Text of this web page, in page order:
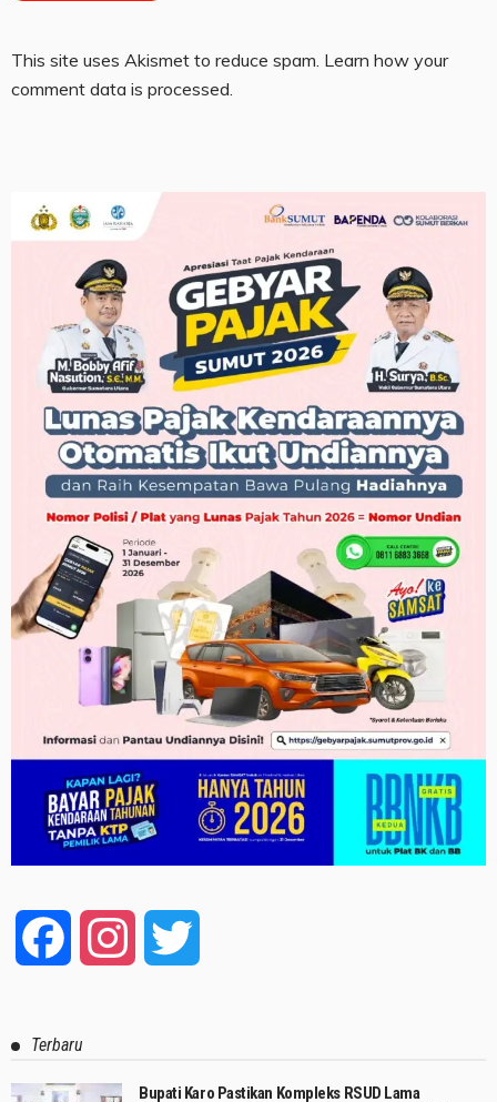
This site uses Akismet to reduce spam. Learn how your
comment data is processed.
Facebook Instagram
Terbaru
Bupati Karo Pastikan Kompleks RSUD Lama